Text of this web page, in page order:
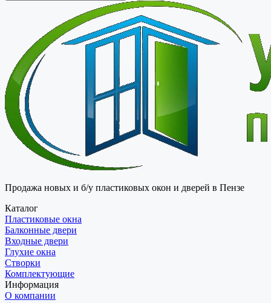
Продажа новых и б/у пластиковых окон и дверей в Пензе
Каталог
Пластиковые окна
Балконные двери
Входные двери
Глухие окна
Створки
Комплектующие
Информация
О компании